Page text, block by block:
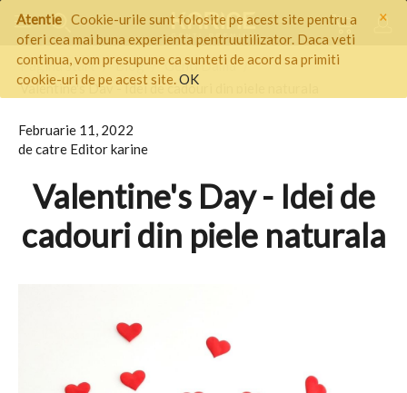
×
Atentie Cookie-urile sunt folosite pe acest site pentru a
oferi cea mai buna experienta pentruutilizator. Daca veti
continua, vom presupune ca sunteti de acord sa primiti
cookie-uri de pe acest site.OK
Pagina start / Blog / Genti Dama
/
Valentine's Day - Idei de cadouri din piele naturala
Februarie 11, 2022
de catre Editor karine
Valentine's Day - Idei de
cadouri din piele naturala